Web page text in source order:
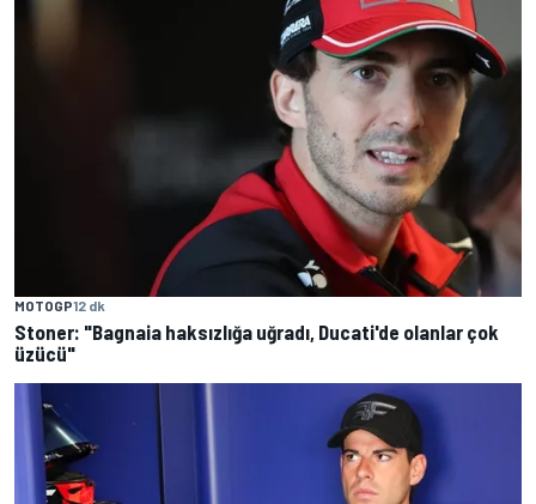
MOTOGP12 dk
Stoner: "Bagnaia haksızlığa uğradı, Ducati'de olanlar çok
üzücü"